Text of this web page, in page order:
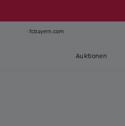
fcbayern.com
Auktionen